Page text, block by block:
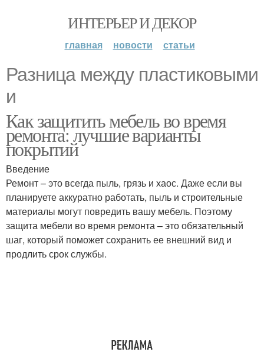
ИНТЕРЬЕР И ДЕКОР
главная новости статьи
Разница между пластиковыми
и
Как защитить мебель во время
ремонта: лучшие варианты
покрытий
Введение
Ремонт – это всегда пыль, грязь и хаос. Даже если вы
планируете аккуратно работать, пыль и строительные
материалы могут повредить вашу мебель. Поэтому
защита мебели во время ремонта – это обязательный
шаг, который поможет сохранить ее внешний вид и
продлить срок службы.